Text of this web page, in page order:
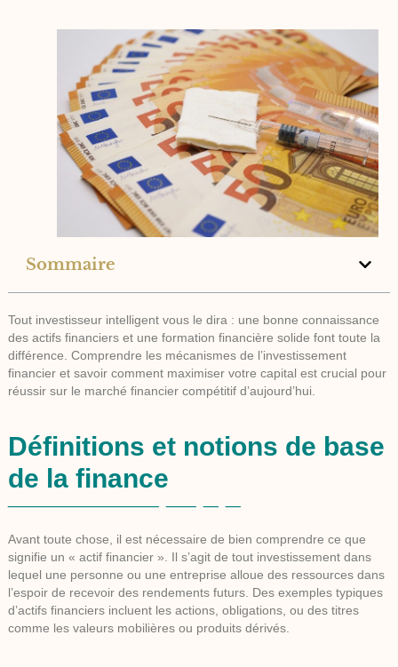
Sommaire
Tout investisseur intelligent vous le dira : une bonne connaissance
des actifs financiers et une formation financière solide font toute la
différence. Comprendre les mécanismes de l’investissement
financier et savoir comment maximiser votre capital est crucial pour
réussir sur le marché financier compétitif d’aujourd’hui.
Définitions et notions de base
de la finance
Avant toute chose, il est nécessaire de bien comprendre ce que
signifie un « actif financier ». Il s’agit de tout investissement dans
lequel une personne ou une entreprise alloue des ressources dans
l’espoir de recevoir des rendements futurs. Des exemples typiques
d’actifs financiers incluent les actions, obligations, ou des titres
comme les valeurs mobilières ou produits dérivés.